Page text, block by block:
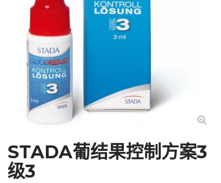
STADA葡结果控制方案3
级3